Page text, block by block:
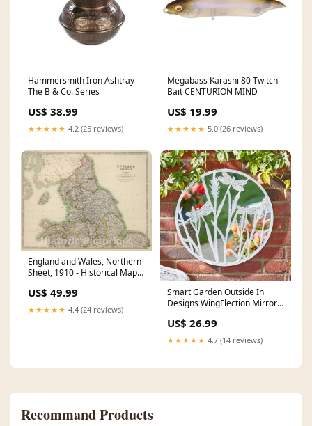
Hammersmith Iron Ashtray
The B & Co. Series
US$ 38.99
★★★★★ 4.2 (25 reviews)
Megabass Karashi 80 Twitch
Bait CENTURION MIND
US$ 19.99
★★★★★ 5.0 (26 reviews)
England and Wales, Northern
Sheet, 1910 - Historical Map
US$ 49.99
★★★★★ 4.4 (24 reviews)
Smart Garden Outside In
Designs WingFlection Mirror
clothing
US$ 26.99
★★★★★ 4.7 (14 reviews)
Recommand Products